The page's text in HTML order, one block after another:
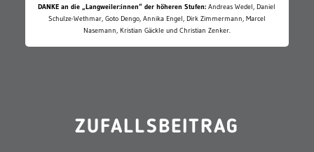
DANKE an die „Langweiler:innen“ der höheren Stufen: Andreas Wedel, Daniel
Schulze-Wethmar, Goto Dengo, Annika Engel, Dirk Zimmermann, Marcel
Nasemann, Kristian Gäckle und Christian Zenker.
ZUFALLSBEITRAG